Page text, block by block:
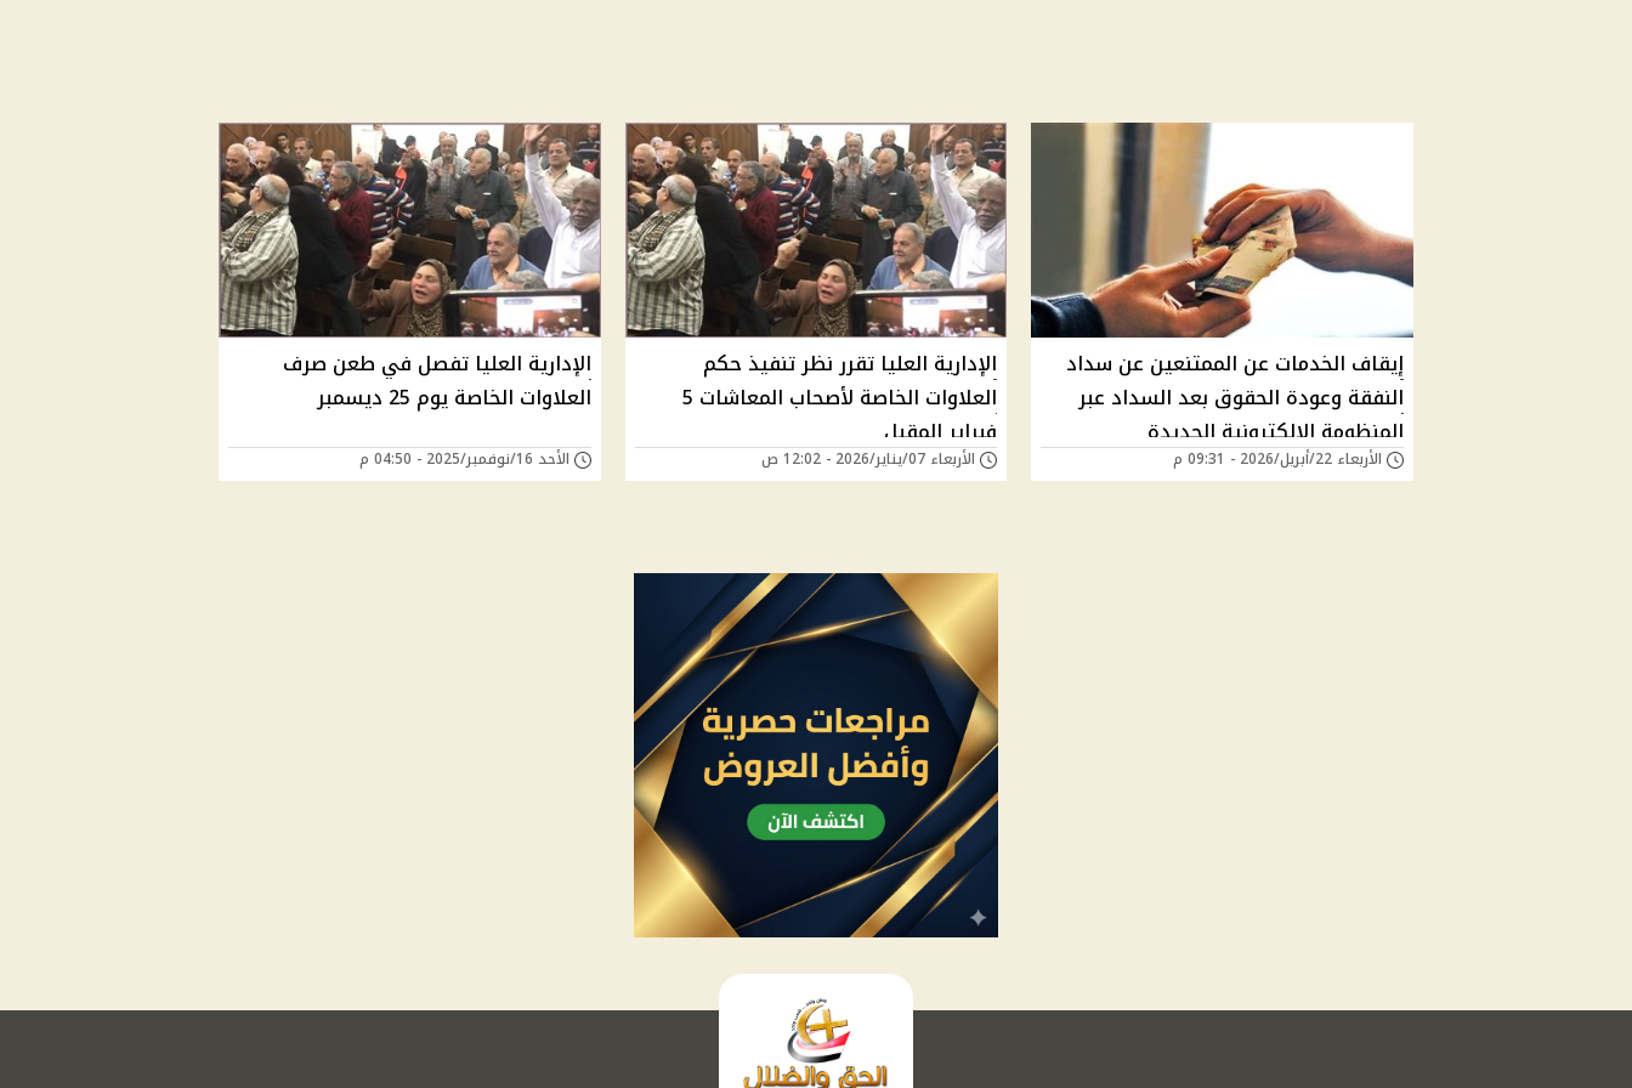
إيقاف الخدمات عن الممتنعين عن سداد
النفقة وعودة الحقوق بعد السداد عبر
المنظومة الإلكترونية الجديدة
الأربعاء 22/أبريل/2026 - 09:31 م
الإدارية العليا تقرر نظر تنفيذ حكم
العلاوات الخاصة لأصحاب المعاشات 5
فبراير المقبل
الأربعاء 07/يناير/2026 - 12:02 ص
الإدارية العليا تفصل في طعن صرف
العلاوات الخاصة يوم 25 ديسمبر
الأحد 16/نوفمبر/2025 - 04:50 م